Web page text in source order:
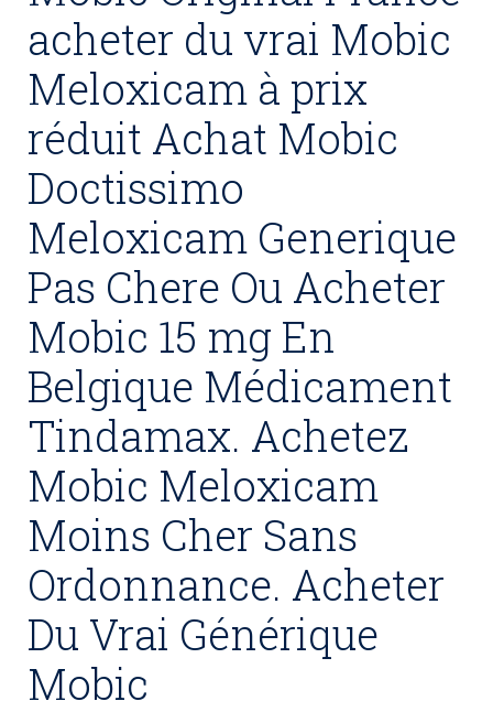
acheter du vrai Mobic
Meloxicam à prix
réduit Achat Mobic
Doctissimo
Meloxicam Generique
Pas Chere Ou Acheter
Mobic 15 mg En
Belgique Médicament
Tindamax. Achetez
Mobic Meloxicam
Moins Cher Sans
Ordonnance. Acheter
Du Vrai Générique
Mobic